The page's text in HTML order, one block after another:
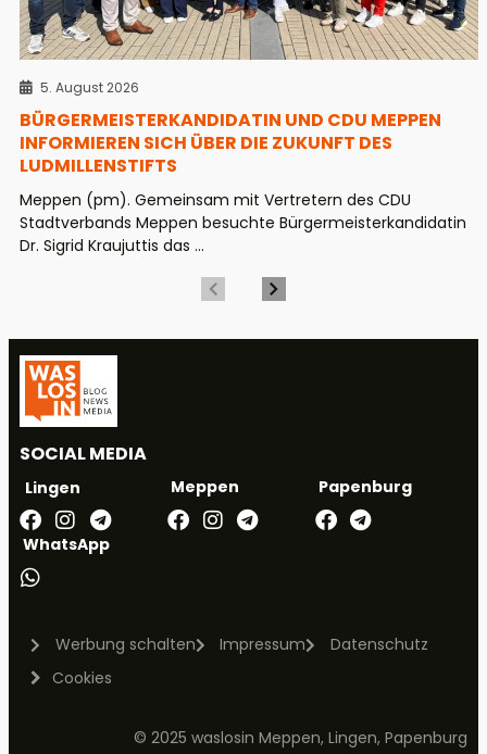
5. August 2026
BÜRGERMEISTERKANDIDATIN UND CDU MEPPEN
INFORMIEREN SICH ÜBER DIE ZUKUNFT DES
LUDMILLENSTIFTS
Meppen (pm). Gemeinsam mit Vertretern des CDU
Stadtverbands Meppen besuchte Bürgermeisterkandidatin
Dr. Sigrid Kraujuttis das ...
SOCIAL MEDIA
Lingen Meppen Papenburg
WhatsApp
Werbung schalten Impressum
Datenschutz
Cookies
© 2025 waslosin Meppen, Lingen, Papenburg